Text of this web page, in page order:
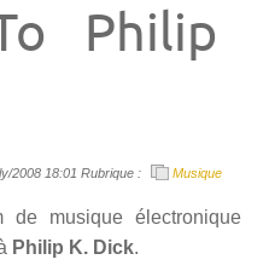
Philip
2008 18:01 Rubrique : Musique
de musique électronique
Philip K. Dick.